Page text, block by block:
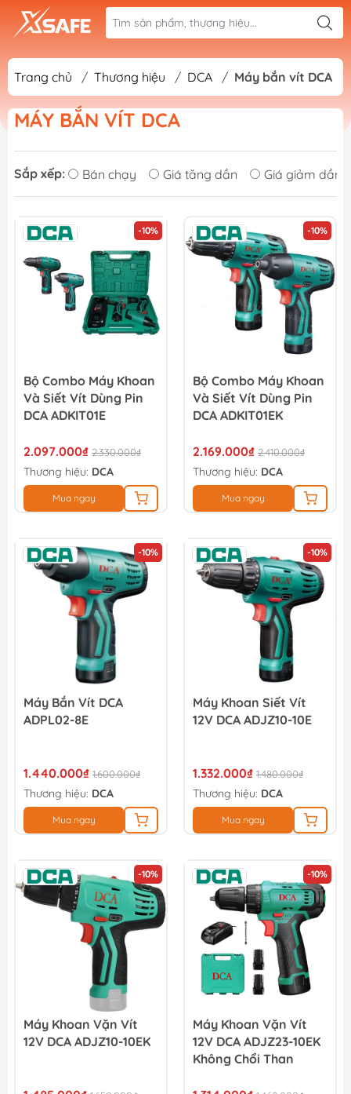
Trang chủ / Thương hiệu / DCA / Máy bắn vít DCA
MÁY BẮN VÍT DCA
Sắp xếp: Bán chạy Giá tăng dần Giá giảm dần
-10%
Bộ Combo Máy Khoan
Và Siết Vít Dùng Pin
DCA ADKIT01E
2.097.000₫ 2.330.000₫
Thương hiệu: DCA
Mua ngay
-10%
Bộ Combo Máy Khoan
Và Siết Vít Dùng Pin
DCA ADKIT01EK
2.169.000₫ 2.410.000₫
Thương hiệu: DCA
Mua ngay
-10%
Máy Bắn Vít DCA
ADPL02-8E
1.440.000₫ 1.600.000₫
Thương hiệu: DCA
Mua ngay
-10%
Máy Khoan Siết Vít
12V DCA ADJZ10-10E
1.332.000₫ 1.480.000₫
Thương hiệu: DCA
Mua ngay
-10%
Máy Khoan Vặn Vít
12V DCA ADJZ10-10EK
-10%
Máy Khoan Vặn Vít
12V DCA ADJZ23-10EK
Không Chổi Than